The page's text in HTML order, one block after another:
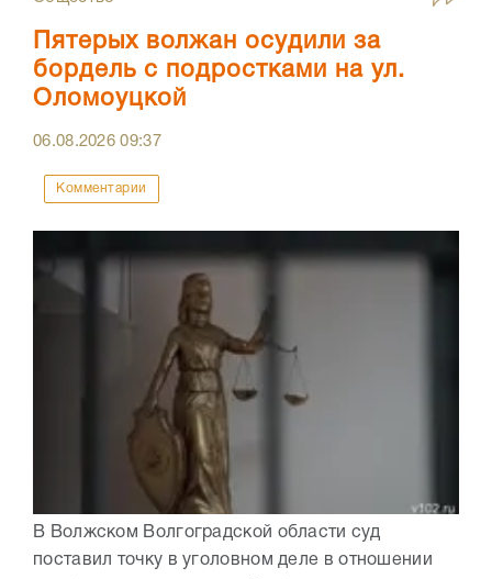
Пятерых волжан осудили за
бордель с подростками на ул.
Оломоуцкой
06.08.202609:37
Комментарии
В Волжском Волгоградской области суд
поставил точку в уголовном деле в отношении